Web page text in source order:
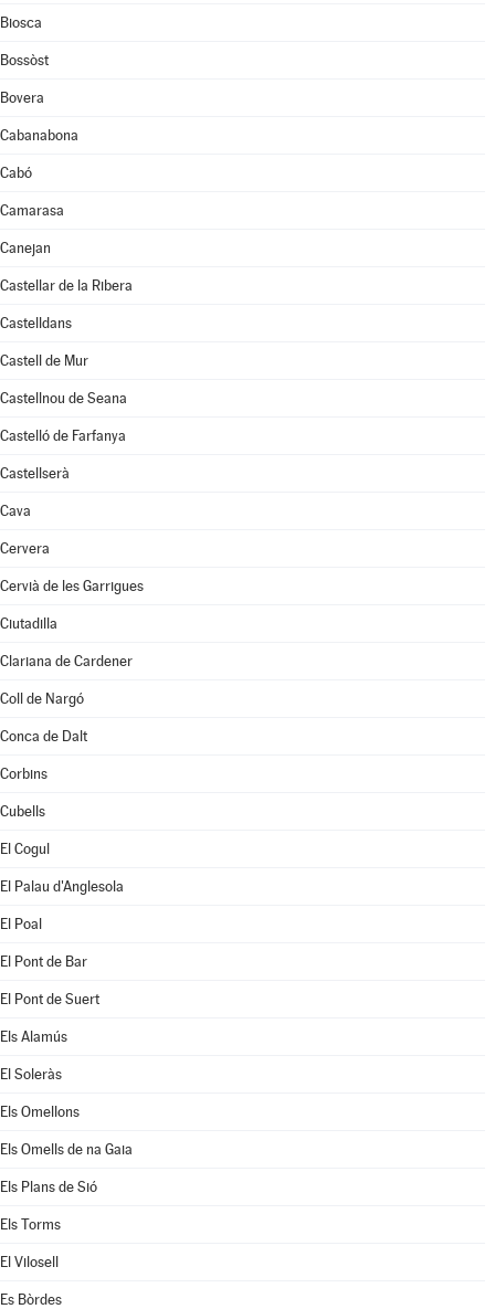
Biosca
Bossòst
Bovera
Cabanabona
Cabó
Camarasa
Canejan
Castellar de la Ribera
Castelldans
Castell de Mur
Castellnou de Seana
Castelló de Farfanya
Castellserà
Cava
Cervera
Cervià de les Garrigues
Ciutadilla
Clariana de Cardener
Coll de Nargó
Conca de Dalt
Corbins
Cubells
El Cogul
El Palau d'Anglesola
El Poal
El Pont de Bar
El Pont de Suert
Els Alamús
El Soleràs
Els Omellons
Els Omells de na Gaia
Els Plans de Sió
Els Torms
El Vilosell
Es Bòrdes